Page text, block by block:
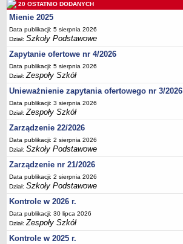
Dane podstawowe
Statut
Majątek
Godziny dyżurów
Ogłoszenie
Zarządzenia
Kontrole
Rejestry, ewidencje, archiwa
Sprawozdania
Deklaracja dostępności
PORADNIE PSYCHOLOGICZNO-PEDAGOGICZNE
Zespół Poradni
BIURO FINANSÓW OŚWIATY
Dane podstawowe
Statut
Majątek
20 OSTATNIO DODANYCH
Mienie 2025
Data publikacji: 5 sierpnia 2026
Dział:Szkoły Podstawowe
Zapytanie ofertowe nr 4/2026
Data publikacji: 5 sierpnia 2026
Dział:Zespoły Szkół
Unieważnienie zapytania ofertowego nr 3/2026
Data publikacji: 3 sierpnia 2026
Dział:Zespoły Szkół
Zarządzenie 22/2026
Data publikacji: 2 sierpnia 2026
Dział:Szkoły Podstawowe
Zarządzenie nr 21/2026
Data publikacji: 2 sierpnia 2026
Dział:Szkoły Podstawowe
Kontrole w 2026 r.
Data publikacji: 30 lipca 2026
Dział:Zespoły Szkół
Kontrole w 2025 r.